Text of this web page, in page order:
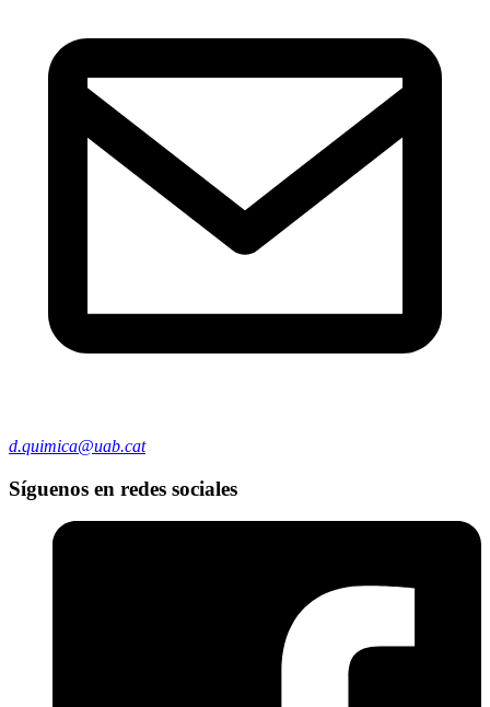
d.quimica@uab.cat
Síguenos en redes sociales